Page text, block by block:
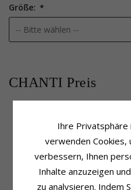
Größe:
CHANTI Preis
Produktinformation
Brillantring
14
Metall:Gold
Ihre Privatsphäre
verwenden Cookies,
verbessern, Ihnen
Inhalte anzuzeigen
zu analysieren. Indem